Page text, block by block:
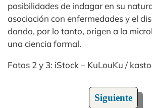
posibilidades de indagar en su
asociación con enfermedades y el
dando, por lo tanto, origen a la
una ciencia formal.
Fotos 2 y 3: iStock – KuLouKu /
Siguiente